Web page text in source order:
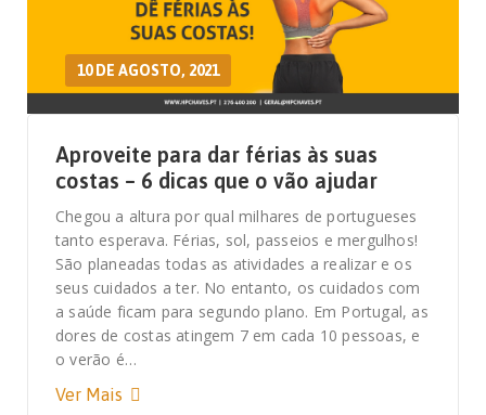
10 DE AGOSTO, 2021
Aproveite para dar férias às suas
costas – 6 dicas que o vão ajudar
Chegou a altura por qual milhares de portugueses
tanto esperava. Férias, sol, passeios e mergulhos!
São planeadas todas as atividades a realizar e os
seus cuidados a ter. No entanto, os cuidados com
a saúde ficam para segundo plano. Em Portugal, as
dores de costas atingem 7 em cada 10 pessoas, e
o verão é…
Ver Mais